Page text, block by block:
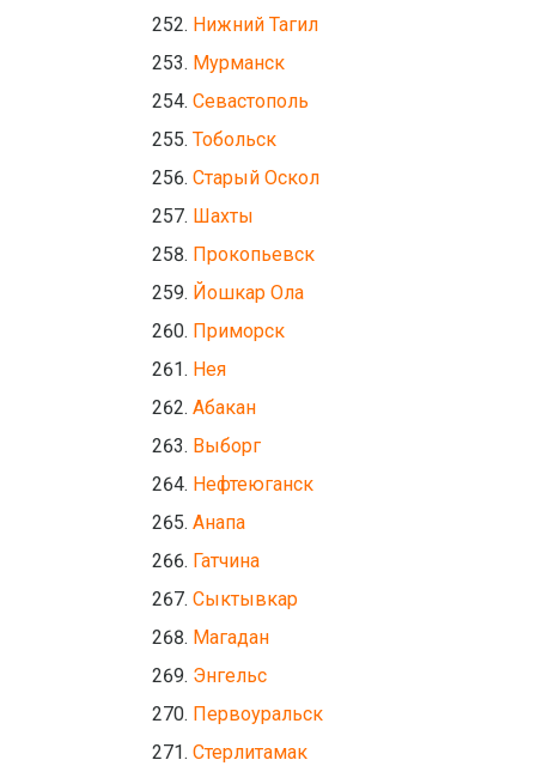
Нижний Тагил
Мурманск
Севастополь
Тобольск
Старый Оскол
Шахты
Прокопьевск
Йошкар Ола
Приморск
Нея
Абакан
Выборг
Нефтеюганск
Анапа
Гатчина
Сыктывкар
Магадан
Энгельс
Первоуральск
Стерлитамак